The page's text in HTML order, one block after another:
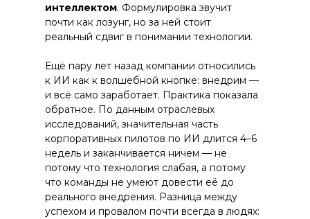
интеллектом. Формулировка звучит
почти как лозунг, но за ней стоит
реальный сдвиг в понимании технологии.
Ещё пару лет назад компании относились
к ИИ как к волшебной кнопке: внедрим —
и всё само заработает. Практика показала
обратное. По данным отраслевых
исследований, значительная часть
корпоративных пилотов по ИИ длится 4–6
недель и заканчивается ничем — не
потому что технология слабая, а потому
что команды не умеют довести её до
реального внедрения. Разница между
успехом и провалом почти всегда в людях: